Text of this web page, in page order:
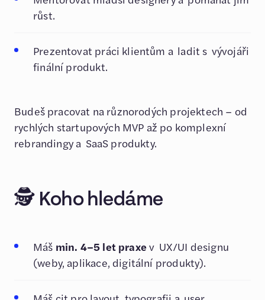
růst.
Prezentovat práci klientům a ladit s vývojáři
finální produkt.
Budeš pracovat na různorodých projektech – od
rychlých startupových MVP až po komplexní
rebrandingy a SaaS produkty.
🕵️ Koho hledáme
Máš min. 4–5 let praxev UX/UI designu
(weby, aplikace, digitální produkty).